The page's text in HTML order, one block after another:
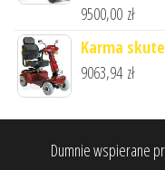
9500,00 zł
Karma
9063,94 zł
Dumnie wspierane